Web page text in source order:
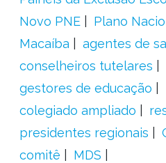
Novo PNE
Plano
Macaíba
agentes de
conselheiros tutelares
gestores de educação
colegiado ampliado
presidentes regionais
comitê
MDS